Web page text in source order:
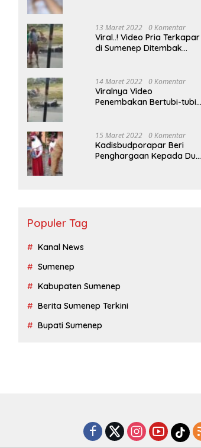
13 Maret 2022 0 Komentar
Viral..! Video Pria Terkapar
di Sumenep Ditembak
14 Maret 2022 0 Komentar
Viralnya Video
Penembakan Bertubi-tubi
15 Maret 2022 0 Komentar
Kadisbudporapar Beri
Penghargaan Kepada Dua
Populer Tag
Kanal News
Sumenep
Kabupaten Sumenep
Berita Sumenep Terkini
Bupati Sumenep